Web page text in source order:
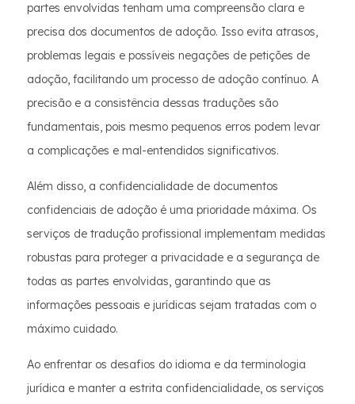
partes envolvidas tenham uma compreensão clara e
precisa dos documentos de adoção. Isso evita atrasos,
problemas legais e possíveis negações de petições de
adoção, facilitando um processo de adoção contínuo. A
precisão e a consistência dessas traduções são
fundamentais, pois mesmo pequenos erros podem levar
a complicações e mal-entendidos significativos.
Além disso, a confidencialidade de documentos
confidenciais de adoção é uma prioridade máxima. Os
serviços de tradução profissional implementam medidas
robustas para proteger a privacidade e a segurança de
todas as partes envolvidas, garantindo que as
informações pessoais e jurídicas sejam tratadas com o
máximo cuidado.
Ao enfrentar os desafios do idioma e da terminologia
jurídica e manter a estrita confidencialidade, os serviços